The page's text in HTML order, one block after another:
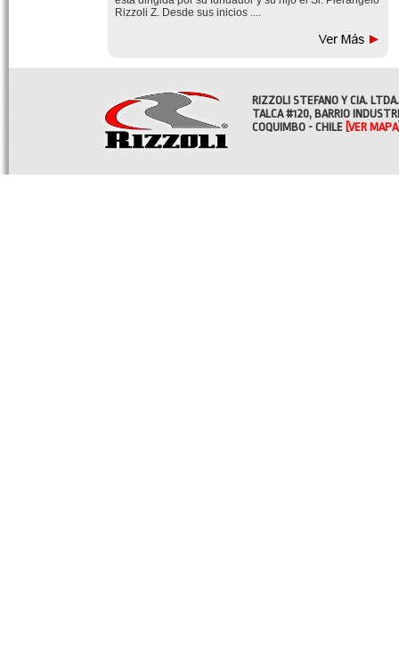
Rizzoli Z. Desde sus inicios ....
RIZZOLI STEFANO Y CIA. LTDA.
TALCA #120, BARRIO
COQUIMBO - CHILE [VER